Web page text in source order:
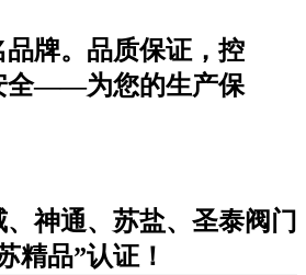
牌。品质保证，控
全——为您的生产保
神通、苏盐、圣泰阀门
精品”认证！